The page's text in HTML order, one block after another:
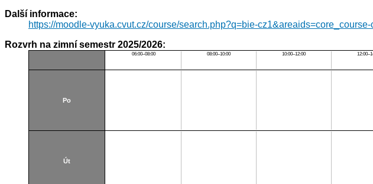
Další informace:
https://moodle-vyuka.cvut.cz/course/search.php?q=bie-cz1&areaids=core_course-
Rozvrh na zimní semestr 2025/2026:
06:00–08:00 08:00–10:00 10:00–12:00
Po
Út